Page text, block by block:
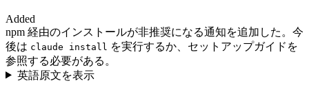
Added
npm 経由のインストールが非推奨になる通知を追加した。今
後は claude install を実行するか、セットアップガイドを
参照する必要がある。
英語原文を表示